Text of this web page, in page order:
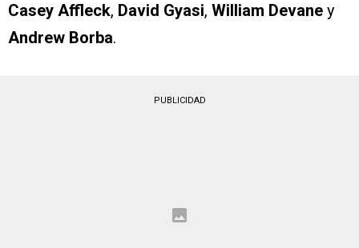
Casey Affleck, David Gyasi, William Devane y
Andrew Borba.
PUBLICIDAD